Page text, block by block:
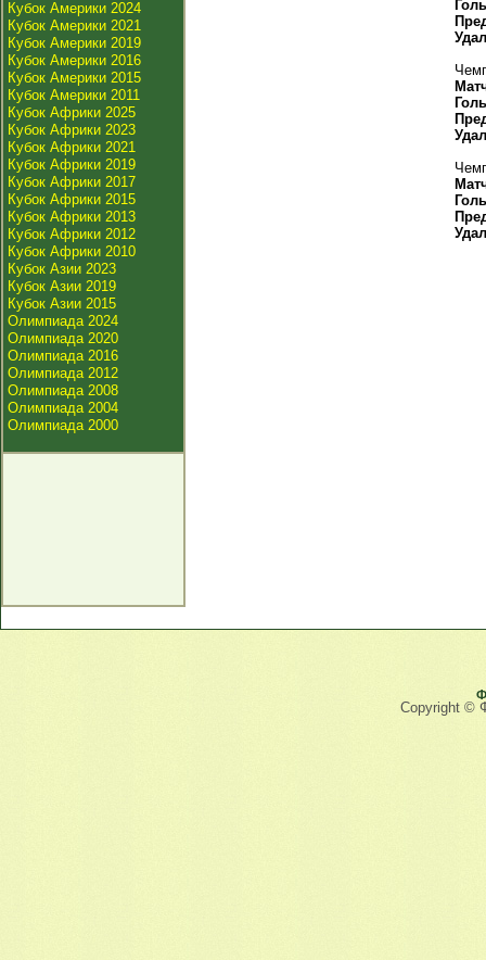
Кубок Америки 2024
Кубок Америки 2021
Кубок Америки 2019
Кубок Америки 2016
Кубок Америки 2015
Кубок Америки 2011
Кубок Африки 2025
Кубок Африки 2023
Кубок Африки 2021
Кубок Африки 2019
Кубок Африки 2017
Кубок Африки 2015
Кубок Африки 2013
Кубок Африки 2012
Кубок Африки 2010
Кубок Азии 2023
Кубок Азии 2019
Кубок Азии 2015
Олимпиада 2024
Олимпиада 2020
Олимпиада 2016
Олимпиада 2012
Олимпиада 2008
Олимпиада 2004
Олимпиада 2000
Copyright ©